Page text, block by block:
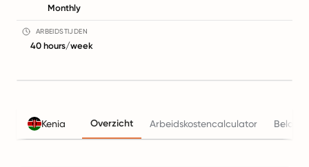
Monthly
ARBEIDSTIJDEN
40 hours/week
Kenia Overzicht Arbeidskostencalculator